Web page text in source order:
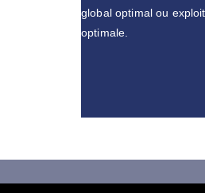
global optimal ou
optimale.